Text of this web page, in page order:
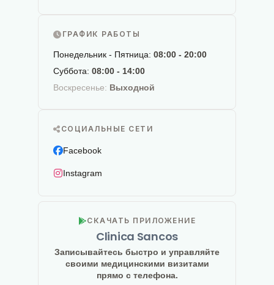
ГРАФИК РАБОТЫ
Понедельник - Пятница: 08:00 - 20:00
Суббота: 08:00 - 14:00
Воскресенье: Выходной
СОЦИАЛЬНЫЕ СЕТИ
Facebook
Instagram
СКАЧАТЬ ПРИЛОЖЕНИЕ
Clinica Sancos
Записывайтесь быстро и управляйте
своими медицинскими визитами
прямо с телефона.